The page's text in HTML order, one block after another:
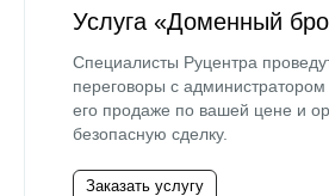
Услуга «Доменный
Специалисты Руцентра
переговоры с
его продаже по вашей цене и
безопасную сделку.
Заказать услугу